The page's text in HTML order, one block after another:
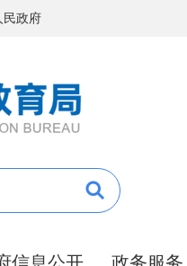
民政府